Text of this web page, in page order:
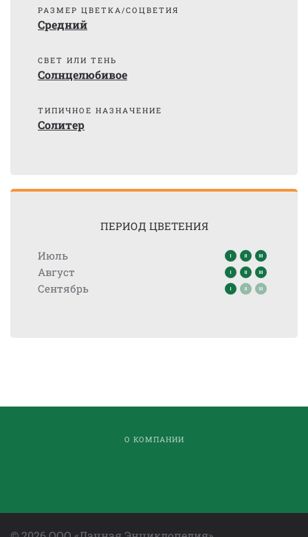
РАЗМЕР ЦВЕТКА/СОЦВЕТИЯ
Средний
СВЕТ ИЛИ ТЕНЬ
Солнцелюбивое
ТИПИЧНОЕ НАЗНАЧЕНИЕ
Солитер
ПЕРИОД ЦВЕТЕНИЯ
Июль
Август
Сентябрь
О КОМПАНИИ